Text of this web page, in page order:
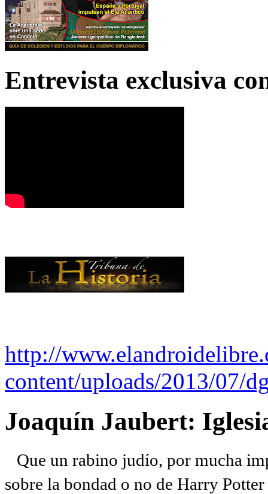
Entrevista exclusiva
http://
content/uploads/2013/07/
Joaquín Jaubert:
Que un rabino judío, por mucha
sobre la bondad o no de Harry